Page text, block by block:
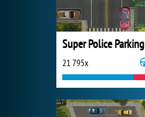
Super Police Parking
21 795x